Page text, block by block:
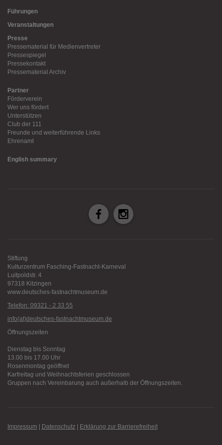
Führungen
Veranstaltungen
Presse
Pressematerial für Medienvertreter
Pressespiegel
Pressekontakt
Pressematerial Archiv
Partner
Förderverein
Wer uns fördert
Unterstützen
Club der 111
Freunde und weiterführende Links
Ehrenamt
English summary
Stiftung
Kulturzentrum Fasching-Fastnacht-Karneval
Luitpoldstr. 4
97318 Kitzingen
www.deutsches-fastnachtmuseum.de
Telefon: 09321 - 2 33 55
info(at)deutsches-fastnachtmuseum.de
Öffnungszeiten
Dienstag bis Sonntag
13.00 bis 17.00 Uhr
Rosenmontag geöffnet
Karfreitag und Weihnachtsferien geschlossen
Gruppen nach Vereinbarung auch außerhalb der Öffnungszeiten.
Impressum | Datenschutz | Erklärung zur Barrierefreiheit